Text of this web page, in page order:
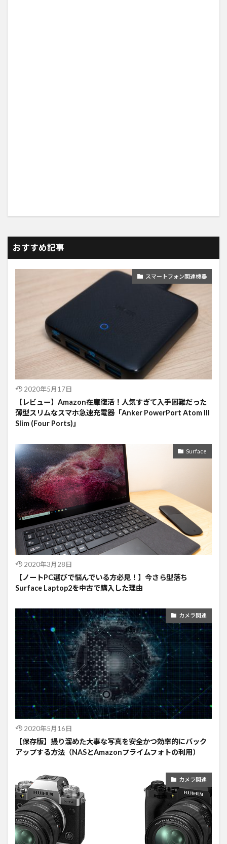
おすすめ記事
スマートフォン関連機器
2020年5月17日
【レビュー】Amazon在庫復活！人気すぎて入手困難だった
薄型スリムなスマホ急速充電器「Anker PowerPort Atom III
Slim (Four Ports)」
Surface
2020年3月28日
【ノートPC選びで悩んでいる方必見！】今さら型落ち
Surface Laptop2を中古で購入した理由
カメラ関連
2020年5月16日
【保存版】撮り溜めた大事な写真を安全かつ効率的にバック
アップする方法（NASとAmazonプライムフォトの利用）
カメラ関連